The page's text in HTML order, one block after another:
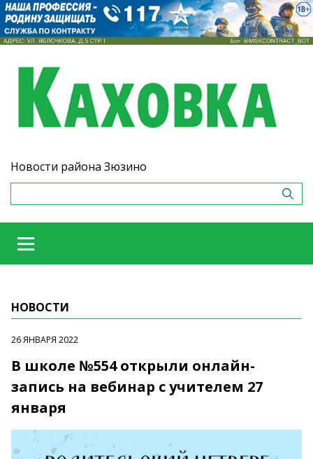
Новости района Зюзино
НОВОСТИ
26 ЯНВАРЯ 2022
В школе №554 открыли онлайн-
запись на вебинар с учителем 27
января